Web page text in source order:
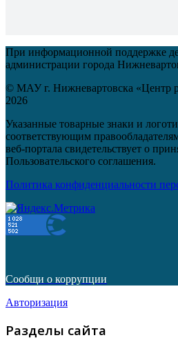
При информационной поддержке
администрации города
© МАУ г. Нижневартовска «Центр
2026
Указанные товарные знаки и
соответствующим
веб-портала свидетельствует о
Пользовательского соглашения.
Политика конфиденциальности
Сообщи о коррупции
Авторизация
Разделы сайта